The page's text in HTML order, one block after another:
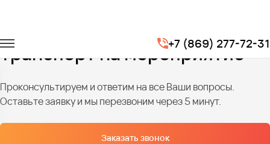
+7 (869) 277-72-31
Транспортное обслуживание мероприятий
Транспорт на мероприятие
Проконсультируем и ответим на все Ваши вопросы.
Оставьте заявку и мы перезвоним через 5 минут.
Заказать звонок